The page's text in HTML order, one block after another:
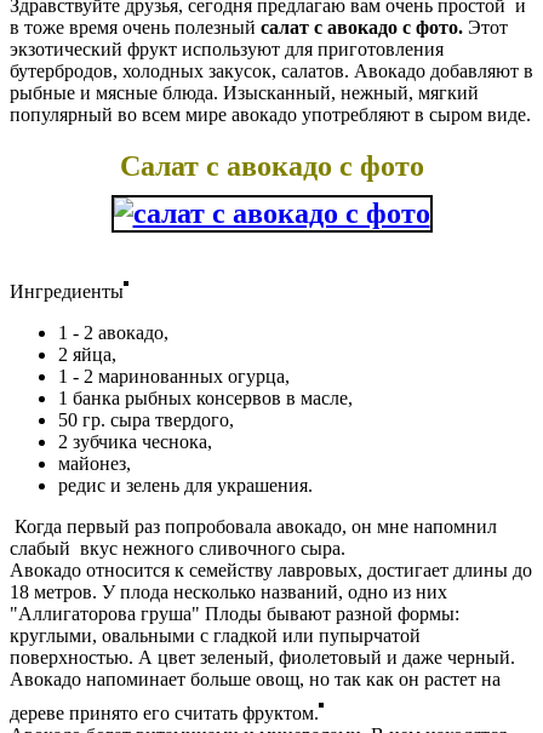
Здравствуйте друзья, сегодня предлагаю вам очень простой и
в тоже время очень полезный салат с авокадо с фото. Этот
экзотический фрукт используют для приготовления
бутербродов, холодных закусок, салатов. Авокадо добавляют в
рыбные и мясные блюда. Изысканный, нежный, мягкий
популярный во всем мире авокадо употребляют в сыром виде.
Салат с авокадо с фото
Ингредиенты
1 - 2 авокадо,
2 яйца,
1 - 2 маринованных огурца,
1 банка рыбных консервов в масле,
50 гр. сыра твердого,
2 зубчика чеснока,
майонез,
редис и зелень для украшения.
Когда первый раз попробовала авокадо, он мне напомнил
слабый вкус нежного сливочного сыра.
Авокадо относится к семейству лавровых, достигает длины до
18 метров. У плода несколько названий, одно из них
"Аллигаторова груша" Плоды бывают разной формы:
круглыми, овальными с гладкой или пупырчатой
поверхностью. А цвет зеленый, фиолетовый и даже черный.
Авокадо напоминает больше овощ, но так как он растет на
дереве принято его считать фруктом.